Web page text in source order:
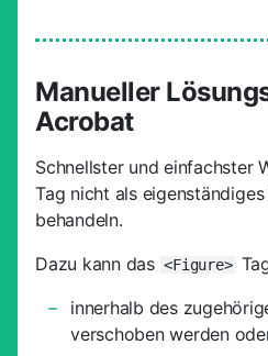
Manueller
Acrobat
Schnellster und einfachster
Tag nicht als
behandeln.
Dazu kann das <Figure>
innerhalb des
verschoben werden